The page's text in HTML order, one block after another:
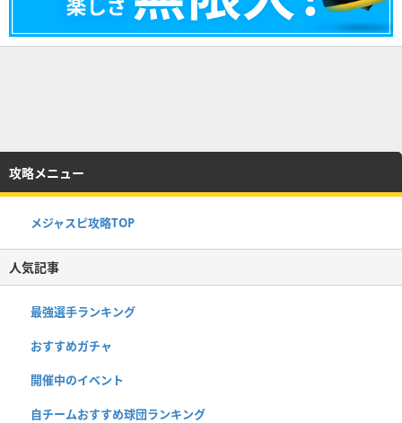
攻略メニュー
メジャスピ攻略TOP
人気記事
最強選手ランキング
おすすめガチャ
開催中のイベント
自チームおすすめ球団ランキング